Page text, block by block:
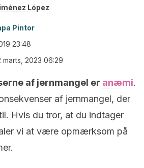
López
Pintor
23:48
marts, 2023 06:29
af jernmangel er anæmi.
af jernmangel, der
Hvis du tror, at du indtager
vi at være opmærksom på